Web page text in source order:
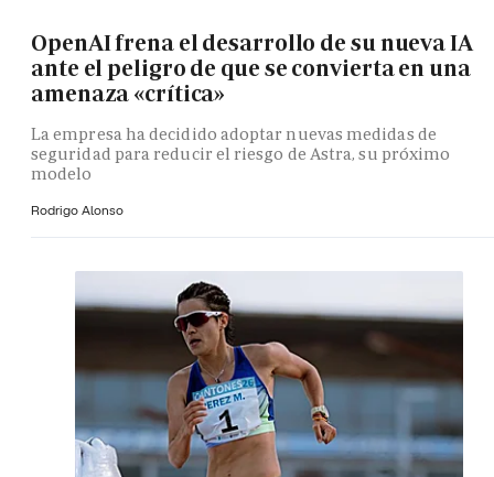
OpenAI frena el desarrollo de su nueva IA
ante el peligro de que se convierta en una
amenaza «crítica»
La empresa ha decidido adoptar nuevas medidas de
seguridad para reducir el riesgo de Astra, su próximo
modelo
Rodrigo Alonso